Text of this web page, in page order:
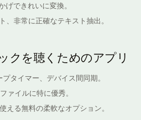
げできれいに変換。
、非常に正確なテキスト抽出。
クを聴くためのアプリ
プタイマー、デバイス間同期。
ァイルに特に優秀。
える無料の柔軟なオプション。